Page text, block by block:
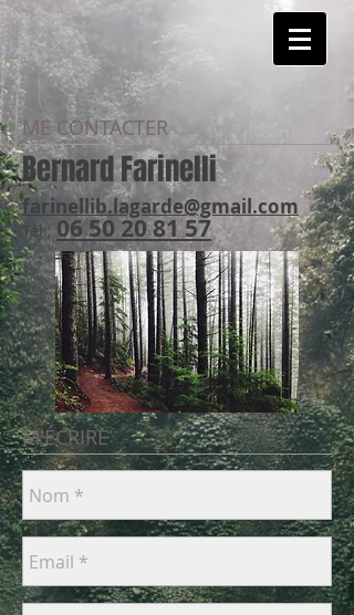
ME CONTACTER
Bernard Farinelli
farinellib.lagarde@gmail.com
Tél : 06 50 20 81 57
M'ÉCRIRE